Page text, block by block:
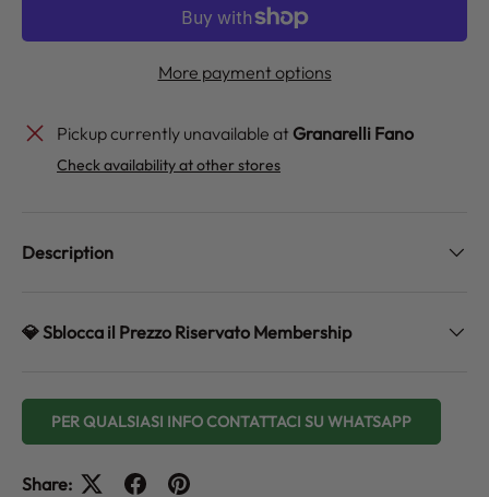
More payment options
Pickup currently unavailable at Granarelli Fano
Check availability at other stores
Description
💎 Sblocca il Prezzo Riservato Membership
PER QUALSIASI INFO CONTATTACI SU WHATSAPP
Share: